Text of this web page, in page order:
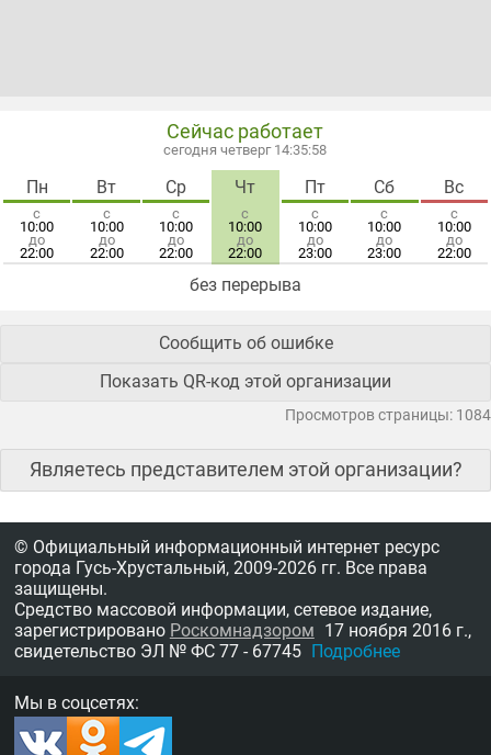
Сейчас работает
сегодня четверг 14:35:58
Пн
с
10:00
до
22:00
Вт
с
10:00
до
22:00
Ср
с
10:00
до
22:00
Чт
с
10:00
до
22:00
Пт
с
10:00
до
23:00
Сб
с
10:00
до
23:00
Вс
с
10:00
до
22:00
без перерыва
Сообщить об ошибке
Показать QR-код этой организации
Просмотров страницы: 1084
Являетесь представителем этой организации?
© Официальный информационный интернет ресурс
города Гусь-Хрустальный, 2009-2026 гг. Все права
защищены.
Средство массовой информации, сетевое издание,
зарегистрировано Роскомнадзором 17 ноября 2016 г.,
свидетельство ЭЛ № ФС 77 - 67745 Подробнее
Мы в соцсетях: